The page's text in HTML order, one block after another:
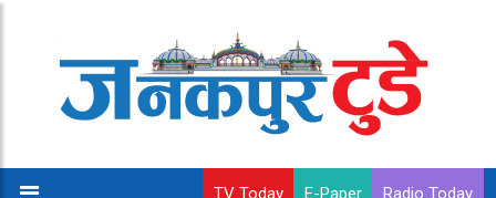
TV Today E-Paper Radio Today